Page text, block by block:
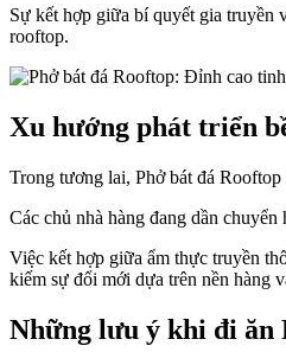
Sự kết hợp giữa bí quyết gia truyền
rooftop.
Xu hướng phát triển
Trong tương lai, Phở bát đá
Các chủ nhà hàng đang dần
Việc kết hợp giữa ẩm thực truyền
kiếm sự đổi mới dựa trên nền hàng
Những lưu ý khi đi ăn